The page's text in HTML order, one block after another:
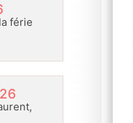
férie